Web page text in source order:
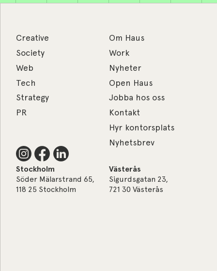
Creative
Society
Web
Tech
Strategy
PR
Om Haus
Work
Nyheter
Open Haus
Jobba hos oss
Kontakt
Hyr kontorsplats
Nyhetsbrev
Stockholm
Söder Mälarstrand 65,
118 25 Stockholm
Västerås
Sigurdsgatan 23,
721 30 Västerås